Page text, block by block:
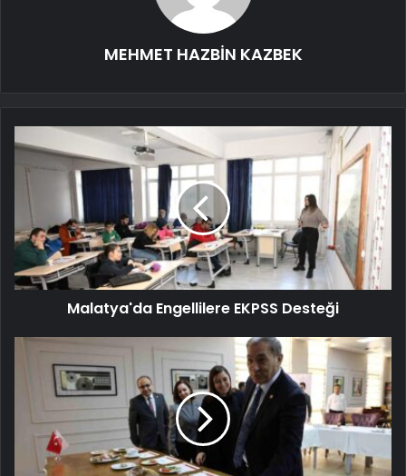
MEHMET HAZBİN KAZBEK
Malatya'da Engellilere EKPSS Desteği